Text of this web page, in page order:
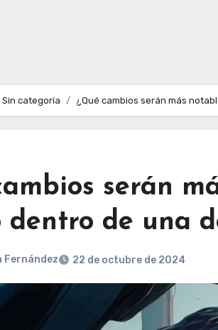
Sin categoría ¿Qué cambios serán más
serán
dentro de una
Fernández 22 de octubre de 2024